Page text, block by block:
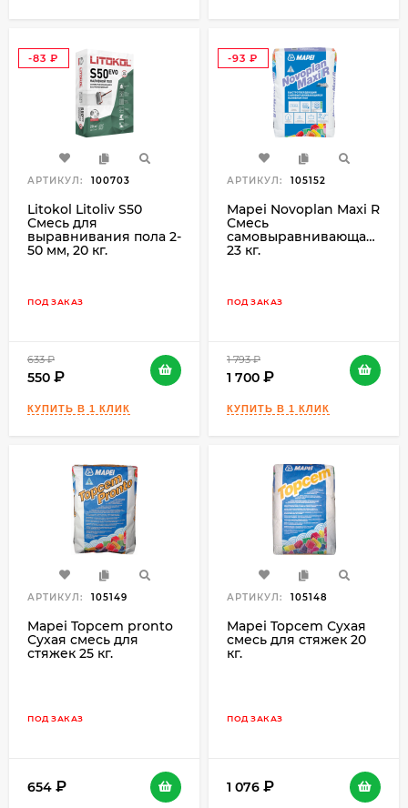
-83
АРТИКУЛ: 100703
Litokol Litoliv S50
Смесь для
выравнивания пола 2-
50 мм, 20 кг.
ПОД ЗАКАЗ
633
550
-93
АРТИКУЛ: 105152
Mapei Novoplan Maxi R
Смесь
самовыравнивающаяся
23 кг.
ПОД ЗАКАЗ
1 793
1 700
АРТИКУЛ: 105149
Mapei Topcem pronto
Сухая смесь для
стяжек 25 кг.
ПОД ЗАКАЗ
654
АРТИКУЛ: 105148
Mapei Topcem Сухая
смесь для стяжек 20
кг.
ПОД ЗАКАЗ
1 076